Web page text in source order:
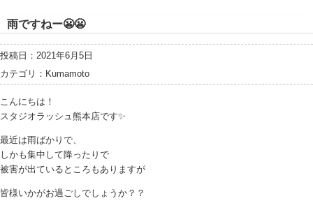
雨ですねー😬😬
投稿日：2021年6月5日
カテゴリ： Kumamoto
こんにちは！
スタジオラッシュ熊本店です✨
最近は雨ばかりで、
しかも集中して降ったりで
被害が出ているところもありますが
皆様いかがお過ごしでしょうか？？